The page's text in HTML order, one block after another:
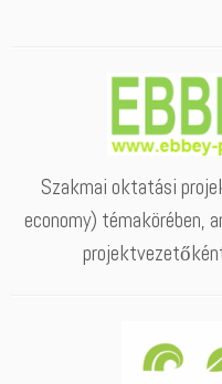
Szakmai oktatási
economy) témakörében,